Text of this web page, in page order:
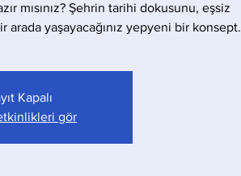
mısınız? Şehrin tarihi dokusunu, eşsiz
arada yaşayacağınız yepyeni bir konsept.
Kapalı
gör